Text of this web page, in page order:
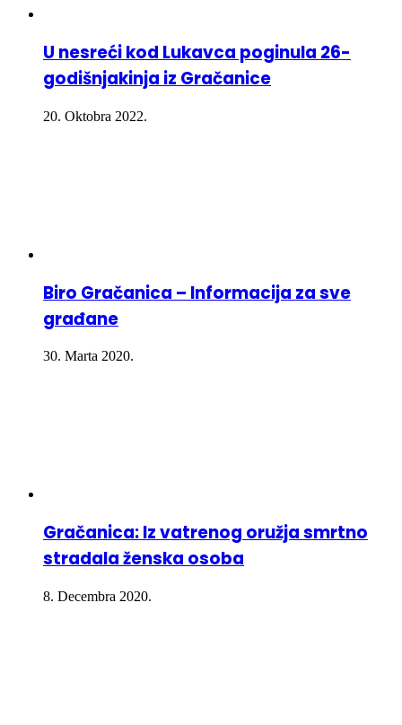
U nesreći kod Lukavca poginula 26-
godišnjakinja iz Gračanice
20. Oktobra 2022.
Biro Gračanica – Informacija za sve
građane
30. Marta 2020.
Gračanica: Iz vatrenog oružja smrtno
stradala ženska osoba
8. Decembra 2020.